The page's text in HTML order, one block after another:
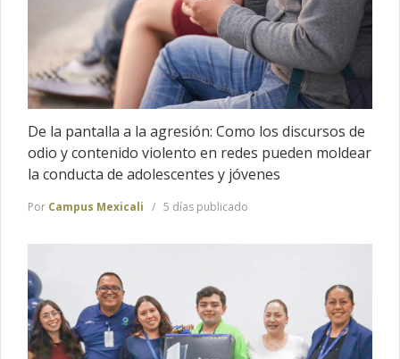
De la pantalla a la agresión: Como los discursos de
odio y contenido violento en redes pueden moldear
la conducta de adolescentes y jóvenes
Por Campus Mexicali 5 días publicado